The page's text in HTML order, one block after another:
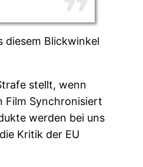
Blickwinkel
stellt, wenn
Film Synchronisiert
werden bei uns
Kritik der EU